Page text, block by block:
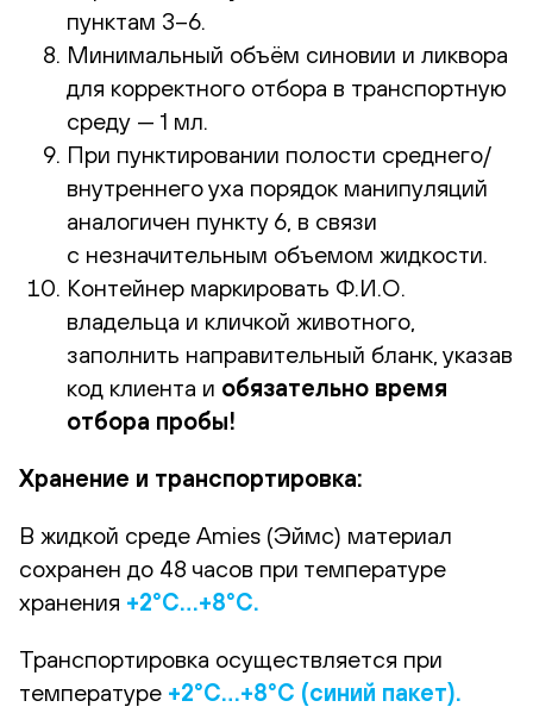
пунктам 3–6.
Минимальный объём синовии и ликвора
для корректного отбора в транспортную
среду — 1 мл.
При пунктировании полости среднего/
внутреннего уха порядок манипуляций
аналогичен пункту 6, в связи
с незначительным объемом жидкости.
Контейнер маркировать Ф.И.О.
владельца и кличкой животного,
заполнить направительный бланк, указав
код клиента и обязательно время
отбора пробы!
Хранение и транспортировка:
В жидкой среде Amies (Эймс) материал
сохранен до 48 часов при температуре
хранения +2°С…+8°С.
Транспортировка осуществляется при
температуре +2°С…+8°С (синий пакет).